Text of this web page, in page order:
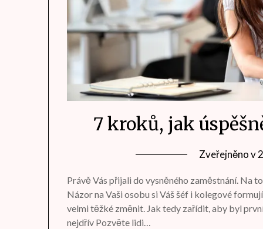
7 kroků, jak
Zveřejněno v
Právě Vás přijali do vysněného zaměstnání. Na
Názor na Vaši osobu si Váš šéf i kolegové
velmi těžké změnit. Jak tedy zařídit, aby byl
nejdřív Pozvěte lidi…